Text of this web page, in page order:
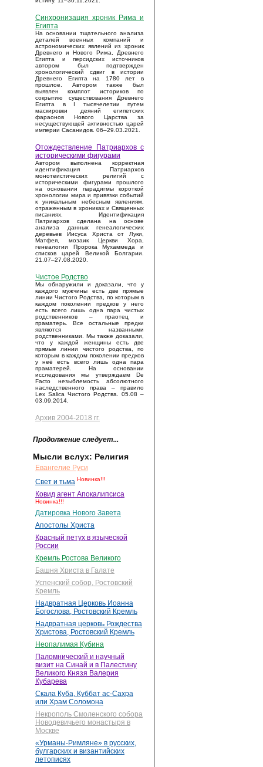
Синхронизация хроник Рима и
Египта
На основании тщательного анализа
деталей военных компаний и
астрономических явлений из хроник
Древнего и Нового Рима, Древнего
Египта и персидских источников
автором был подтвержден
хронологический сдвиг в истории
Древнего Египта на 1780 лет в
прошлое. Автором также был
выявлен комплот историков по
сокрытию существования Древнего
Египта в I тысячелетии путем
маскировки деяний египетских
фараонов Нового Царства за
несуществующей активностью царей
империи Сасанидов. 06–29.03.2021.
Отождествление Патриархов с
историческими фигурами
Автором выполнена корректная
идентификация Патриархов
монотеистических религий с
историческими фигурами прошлого
на основании парадигмы короткой
хронологии мира и привязки событий
к уникальным небесным явлениям,
отраженным в хрониках и Священных
писаниях. Идентификация
Патриархов сделана на основе
анализа данных генеалогических
деревьев Иисуса Христа от Луки,
Матфея, мозаик Церкви Хора,
генеалогии Пророка Мухаммеда и
списков царей Великой Болгарии.
21.07–27.08.2020.
Чистое Родство
Мы обнаружили и доказали, что у
каждого мужчины есть две прямые
линии Чистого Родства, по которым в
каждом поколении предков у него
есть всего лишь одна пара чистых
родственников – праотец и
праматерь. Все остальные предки
являются названными
родственниками. Мы также доказали,
что у каждой женщины есть две
прямые линии чистого родства, по
которым в каждом поколении предков
у неё есть всего лишь одна пара
праматерей. На основании
исследования мы утверждаем De
Facto незыблемость абсолютного
наследственного права – правило
Lex Salica Чистого Родства. 05.08 –
03.09.2014.
Архив 2004-2018 гг.
Продолжение следует...
Мысли вслух: Религия
Евангелие Руси
Свет и тьма Новинка!!!
Ковид агент Апокалипсиса
Новинка!!!
Датировка Нового Завета
Апостолы Христа
Красный петух в языческой
России
Кремль Ростова Великого
Башня Христа в Галате
Успенский собор, Ростовский
Кремль
Надвратная Церковь Иоанна
Богослова, Ростовский Кремль
Надвратная церковь Рождества
Христова, Ростовский Кремль
Неопалимая Кубина
Паломнический и научный
визит на Синай и в Палестину
Великого Князя Валерия
Кубарева
Скала Куба, Куббат ас-Сахра
или Храм Соломона
Некрополь Смоленского собора
Новодевичьего монастыря в
Москве
«Урманы-Римляне» в русских,
булгарских и византийских
летописях